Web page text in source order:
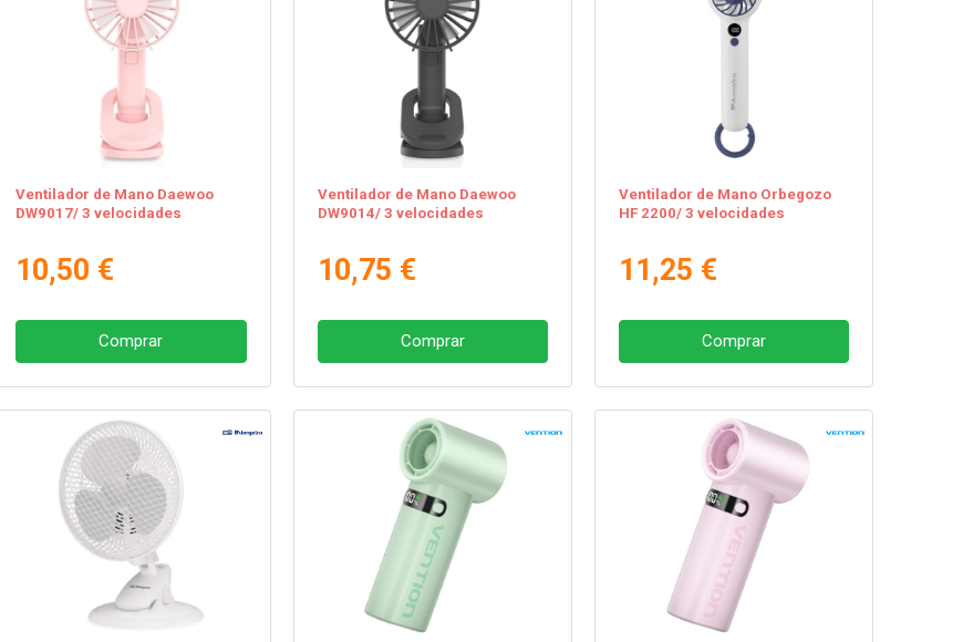
Ventilador de Mano Daewoo
DW9017/ 3 velocidades
10,50 €
Comprar
Ventilador de Mano Daewoo
DW9014/ 3 velocidades
10,75 €
Comprar
Ventilador de Mano Orbegozo
HF 2200/ 3 velocidades
11,25 €
Comprar